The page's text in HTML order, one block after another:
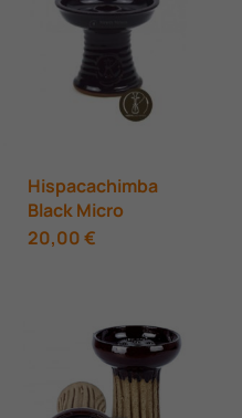
Hispacachimba
Black Micro
20,00€